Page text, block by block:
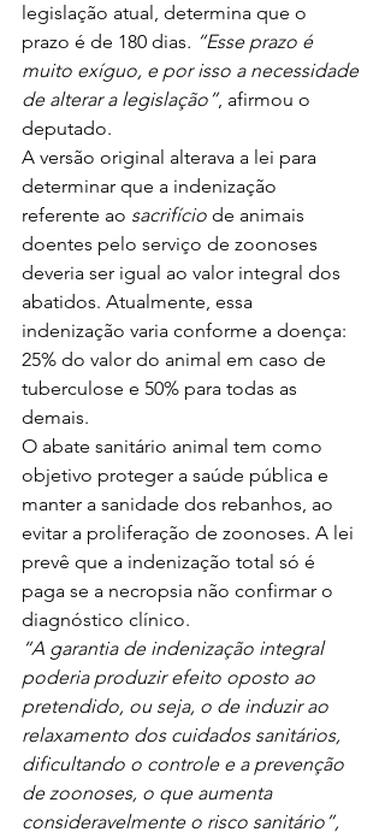
legislação atual, determina que o
prazo é de 180 dias. “Esse prazo é
muito exíguo, e por isso a necessidade
de alterar a legislação”, afirmou o
deputado.
A versão original alterava a lei para
determinar que a indenização
referente ao sacrifício de animais
doentes pelo serviço de zoonoses
deveria ser igual ao valor integral dos
abatidos. Atualmente, essa
indenização varia conforme a doença:
25% do valor do animal em caso de
tuberculose e 50% para todas as
demais.
O abate sanitário animal tem como
objetivo proteger a saúde pública e
manter a sanidade dos rebanhos, ao
evitar a proliferação de zoonoses. A lei
prevê que a indenização total só é
paga se a necropsia não confirmar o
diagnóstico clínico.
“A garantia de indenização integral
poderia produzir efeito oposto ao
pretendido, ou seja, o de induzir ao
relaxamento dos cuidados sanitários,
dificultando o controle e a prevenção
de zoonoses, o que aumenta
consideravelmente o risco sanitário”,